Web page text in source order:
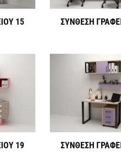
15 ΣΥΝΘΕΣΗ
19 ΣΥΝΘΕΣΗ